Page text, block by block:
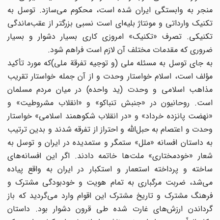
منجر به وابستگی ایران شده است، محکوم می‌سازد. توسل به
تکنیک وارداتی و مونتاژ بلیه‌ای است نسبی بزرگتر از عقب‌ماندگی
تکنیکی. تصرف «تکنیک» امروزی کاری بسیار دشوار و بسیار
ضروری که مقدمات مختلف آن لازم است فراهم شود.
به جای توسل به مسئله ملی (و توجیه تفرقة ملی)که مورد تأکید
مؤلف است، اسلام خواستار وحدت و از آن جمله خواستار تقریب
مذاهب اسلامی و وحدت (ید واحده) در میان مردم مسلمان
است. روحانیون در «جنبش تنباکو» و «انقلاب مشروطیت» و
«نهضت پانزده خرداد» و «در انقلاب شکوهمند اسلامی» خواستار
وحدت و اعتصام به حبل‌الله و احتراز از تفرقه شدند و بدین ترتیب
به داستان افسانه «ملل» ستمگر و ستمدیده در ایران و توسل به
شعار «خودمختاری» ملت‌ها خاتمه دادند. اگر این افسانه‌های
ساخته و پرداخته استعمار و استکبار در ایران به واقع پیاده
می‌شد، ضربت مرگباری به تمام هویت و خودبودگی مشترک و
فرهنگ مشترک و تاریخ مشترک این اقوام وارد می‌گردید که باز
گرداندن ارزش‌های غارت شده طی قرون دشوار بود. داستان